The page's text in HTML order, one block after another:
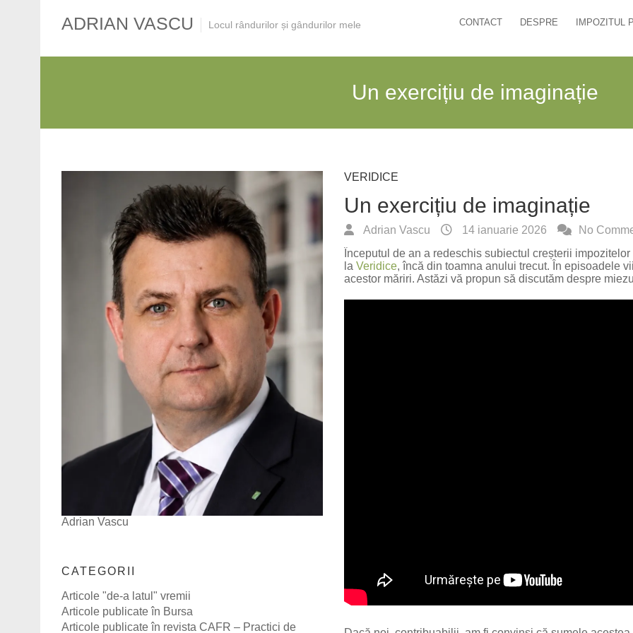
ADRIAN VASCU Locul rândurilor și gândurilor mele CONTACT DESPRE IMPOZITUL
Un exercițiu de imaginație
VERIDICE
Un exercițiu de imaginație
Adrian Vascu 14 ianuarie 2026
No
Începutul de an a redeschis subiectul creșterii
laVeridice, încă din toamna anului trecut. În episoadele
acestor măriri. Astăzi vă propun să discutăm despre
Adrian Vascu
CATEGORII
Articole "de-a latul" vremii
Articole publicate în Bursa
Articole publicate în revista CAFR – Practici de